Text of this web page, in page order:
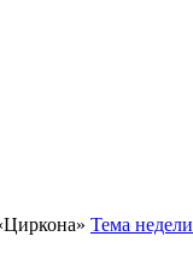
Тема недели